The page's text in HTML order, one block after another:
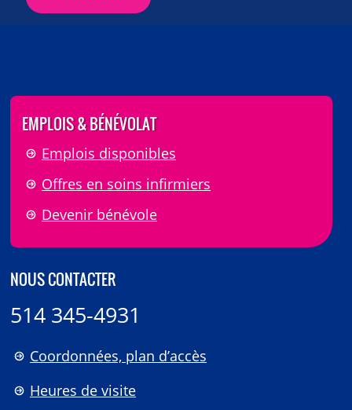
EMPLOIS & BÉNÉVOLAT
Emplois disponibles
Offres en soins infirmiers
Devenir bénévole
NOUS CONTACTER
514 345-4931
Coordonnées, plan d’accès
Heures de visite